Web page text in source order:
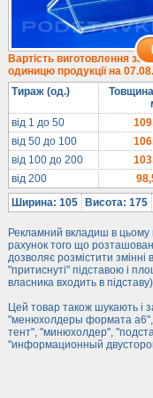
Під євробуклет
Під мобільні
Під біжутерію
Гірки та подіуми
Під косметику
Під солодке
Для хот-догів
Лототрони
Ящики з акрилу
Цінники
Засоби захисту
Інформ. стенди
Вартість виготовлення за
одиницю продукції на
Тираж (од.)
від 1 до 50
від 50 до 100
від 100 до 200
від 200
Ширина: 105
Висота: 175
Рекламний вкладиш в
рахунок того що
дозволяє розмістити змінні
"притиснуті" підставою і
власника входить в
Цей товар також шукають і
"менюхолдеры формата
тент", "минюхолдер",
"информационный